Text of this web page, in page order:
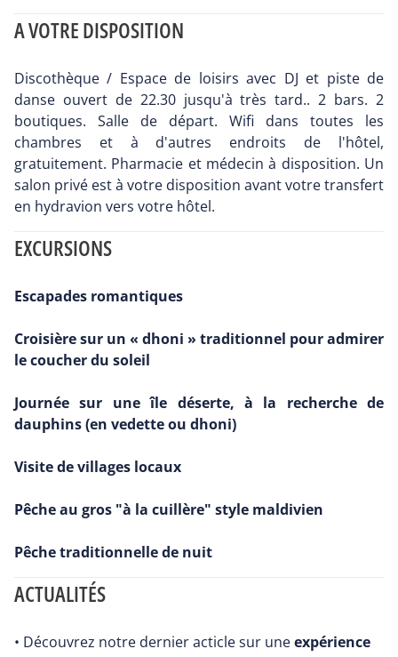
A VOTRE DISPOSITION
Discothèque / Espace de loisirs avec DJ et piste de
danse ouvert de 22.30 jusqu'à très tard.. 2 bars. 2
boutiques. Salle de départ. Wifi dans toutes les
chambres et à d'autres endroits de l'hôtel,
gratuitement. Pharmacie et médecin à disposition. Un
salon privé est à votre disposition avant votre transfert
en hydravion vers votre hôtel.
EXCURSIONS
Escapades romantiques
Croisière sur un « dhoni » traditionnel pour admirer
le coucher du soleil
Journée sur une île déserte, à la recherche de
dauphins (en vedette ou dhoni)
Visite de villages locaux
Pêche au gros "à la cuillère" style maldivien
Pêche traditionnelle de nuit
ACTUALITÉS
• Découvrez notre dernier acticle sur uneexpérience